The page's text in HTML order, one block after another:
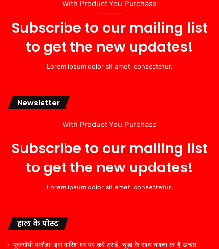
With Product You Purchase
Subscribe to our mailing list
to get the new updates!
Lorem ipsum dolor sit amet, consectetur.
Newsletter
With Product You Purchase
Subscribe to our mailing list
to get the new updates!
Lorem ipsum dolor sit amet, consectetur.
हाल के पोस्ट
फूलगोभी पकौड़ाः इस बारिश घर पर करें ट्राई, चूड़ा के साथ नाश्ता का है अच्छा